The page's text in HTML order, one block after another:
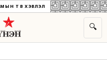
ТӨВ ХЭВЛЭЛ
🔍